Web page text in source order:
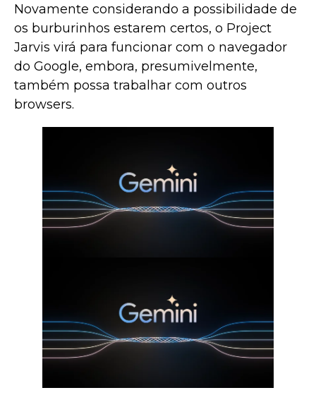
Novamente considerando a possibilidade de
os burburinhos estarem certos, o Project
Jarvis virá para funcionar com o navegador
do Google, embora, presumivelmente,
também possa trabalhar com outros
browsers.